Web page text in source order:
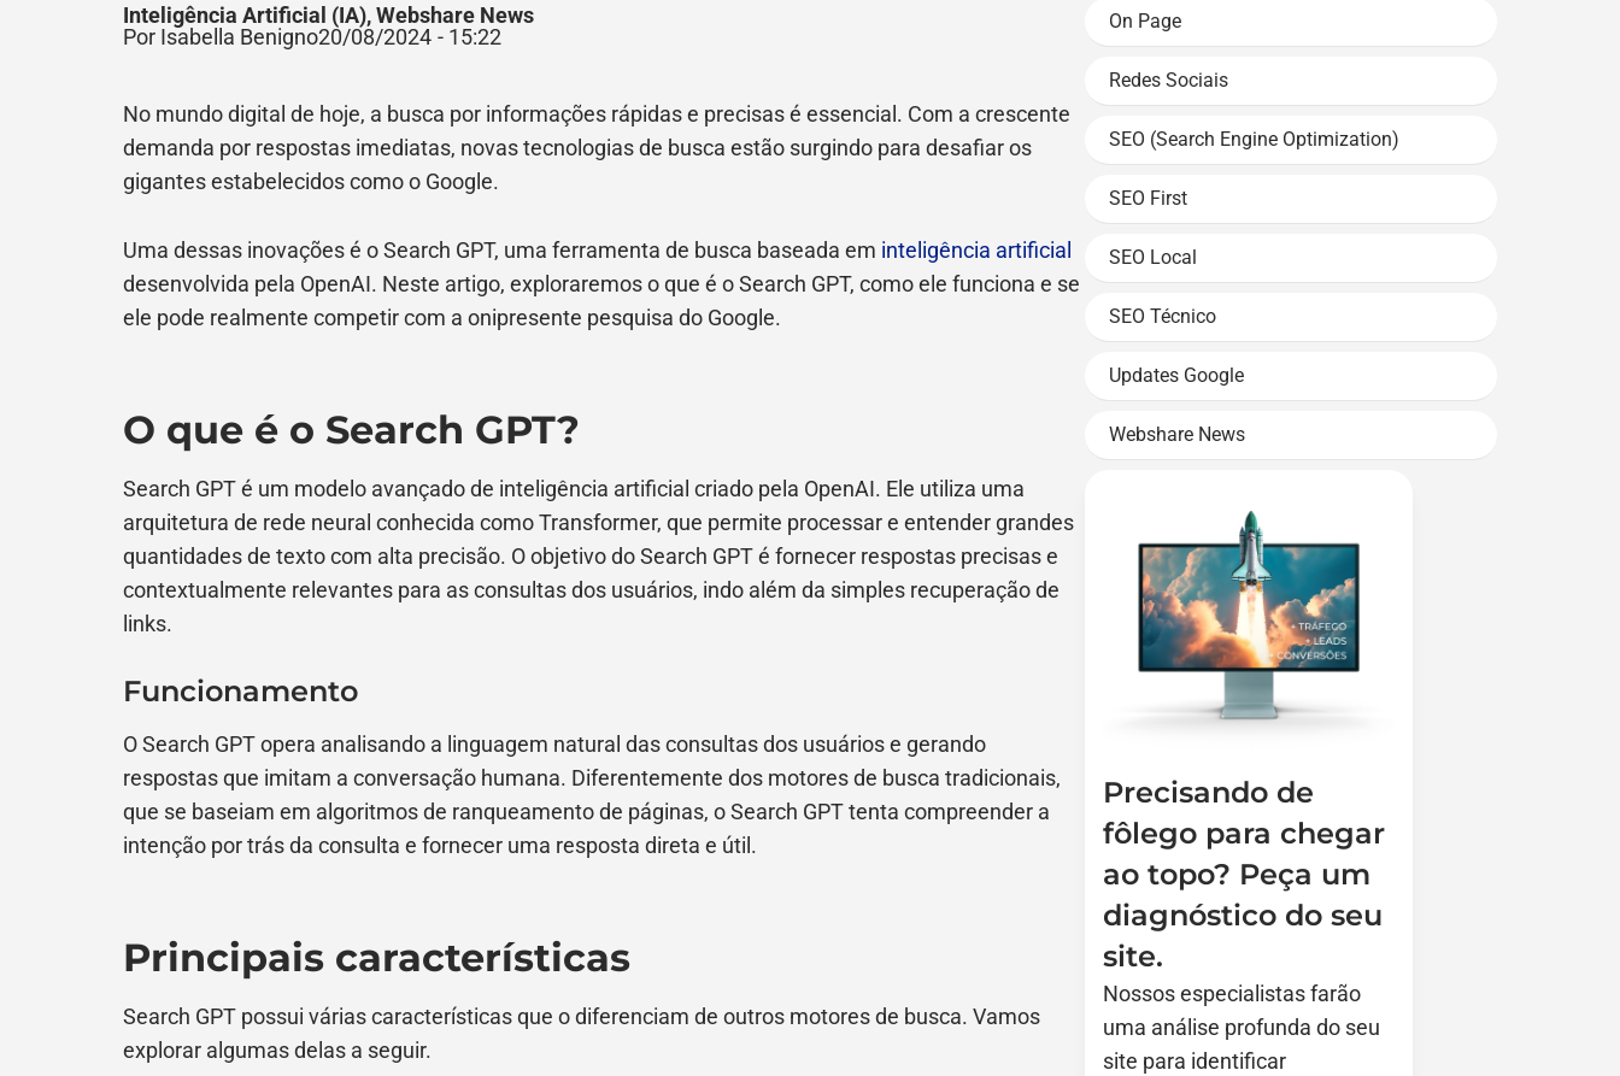
Inteligência Artificial (IA),Webshare News
Por Isabella Benigno20/08/2024 - 15:22
No mundo digital de hoje, a busca por informações rápidas e precisas é essencial. Com a crescente
demanda por respostas imediatas, novas tecnologias de busca estão surgindo para desafiar os
gigantes estabelecidos como o Google.
Uma dessas inovações é o Search GPT, uma ferramenta de busca baseada em inteligência artificial
desenvolvida pela OpenAI. Neste artigo, exploraremos o que é o Search GPT, como ele funciona e se
ele pode realmente competir com a onipresente pesquisa do Google.
O que é o Search GPT?
Search GPT é um modelo avançado de inteligência artificial criado pela OpenAI. Ele utiliza uma
arquitetura de rede neural conhecida como Transformer, que permite processar e entender grandes
quantidades de texto com alta precisão. O objetivo do Search GPT é fornecer respostas precisas e
contextualmente relevantes para as consultas dos usuários, indo além da simples recuperação de
links.
Funcionamento
O Search GPT opera analisando a linguagem natural das consultas dos usuários e gerando
respostas que imitam a conversação humana. Diferentemente dos motores de busca tradicionais,
que se baseiam em algoritmos de ranqueamento de páginas, o Search GPT tenta compreender a
intenção por trás da consulta e fornecer uma resposta direta e útil.
Principais características
Search GPT possui várias características que o diferenciam de outros motores de busca. Vamos
explorar algumas delas a seguir.
On Page
Redes Sociais
SEO (Search Engine Optimization)
SEO First
SEO Local
SEO Técnico
Updates Google
Webshare News
Precisando de
fôlego para chegar
ao topo? Peça um
diagnóstico do seu
site.
Nossos especialistas farão
uma análise profunda do seu
site para identificar